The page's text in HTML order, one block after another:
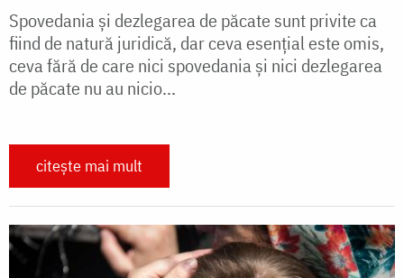
Spovedania și dezlegarea de păcate sunt privite ca
fiind de natură juridică, dar ceva esențial este omis,
ceva fără de care nici spovedania și nici dezlegarea
de păcate nu au nicio...
citește mai mult